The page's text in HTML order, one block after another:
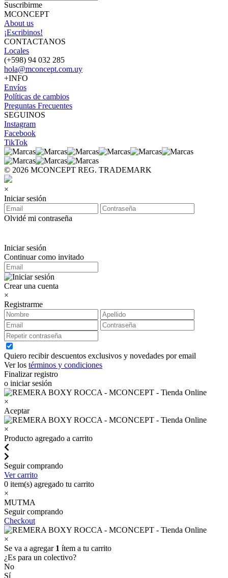
Suscribirme
MCONCEPT
About us
¡Escribinos!
CONTACTANOS
Locales
(+598) 94 032 285
hola@mconcept.com.uy
+INFO
Envíos
Políticas de cambios
Preguntas Frecuentes
SEGUINOS
Instagram
Facebook
TikTok
© 2026 MCONCEPT REG. TRADEMARK
×
Iniciar sesión
Olvidé mi contraseña
Iniciar sesión
Continuar como invitado
Crear una cuenta
×
Registrarme
Quiero recibir descuentos exclusivos y novedades por email
Ver los términos y condiciones
Finalizar registro
o iniciar sesión
×
Aceptar
×
Producto agregado a carrito
Seguir comprando
Ver carrito
0 item(s) agregado tu carrito
×
MUTMA
Seguir comprando
Checkout
×
Se va a agregar 1 ítem a tu carrito
¿Es para un colectivo?
No
Sí